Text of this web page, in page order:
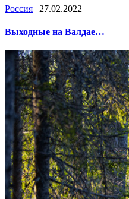
Россия | 27.02.2022
Выходные на Валдае…